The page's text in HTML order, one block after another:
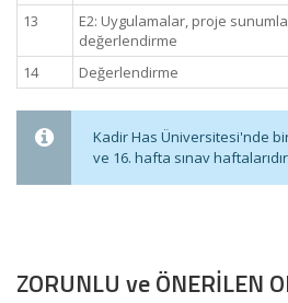
13
E2: Uygulamalar, proje
değerlendirme
14
Değerlendirme
Kadir Has Üniversitesi'nde
ve 16. hafta sınav
ZORUNLU ve ÖNERİLEN